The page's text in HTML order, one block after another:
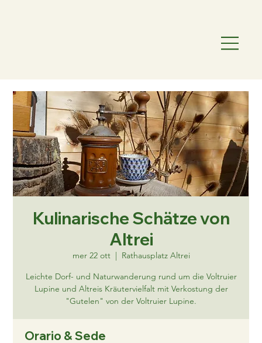
Kulinarische Schätze von
Altrei
mer 22 ott
  |
Rathausplatz Altrei
Leichte Dorf- und Naturwanderung rund um die Voltruier
Lupine und Altreis Kräutervielfalt mit Verkostung der
"Gutelen" von der Voltruier Lupine.
Orario & Sede